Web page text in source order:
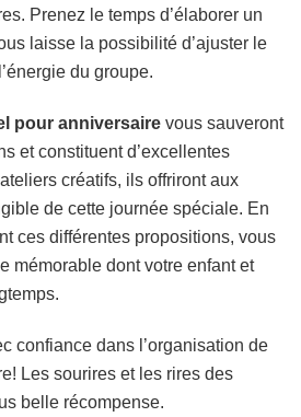
Prenez le temps d’élaborer un
laisse la possibilité d’ajuster le
du groupe.
pour anniversaire vous sauveront
et constituent d’excellentes
créatifs, ils offriront aux
de cette journée spéciale. En
ces différentes propositions, vous
mémorable dont votre enfant et
confiance dans l’organisation de
Les sourires et les rires des
belle récompense.